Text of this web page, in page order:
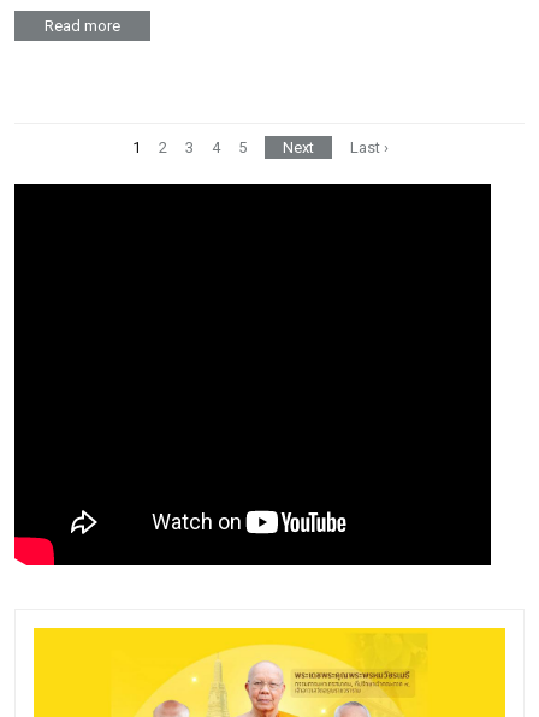
Read more
1 2 3 4 5 Next Last ›